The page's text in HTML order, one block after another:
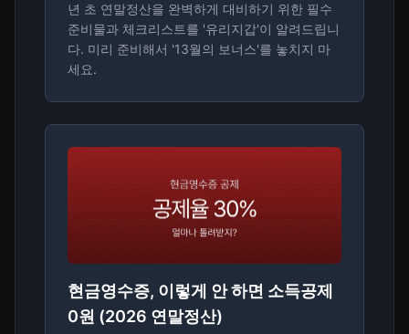
년 초 연말정산을 완벽하게 대비하기 위한 필수
준비물과 체크리스트를 '유리지갑'이 알려드립니
다. 미리 준비해서 '13월의 보너스'를 놓치지 마
세요.
현금영수증, 이렇게 안 하면 소득공제
0원 (2026 연말정산)